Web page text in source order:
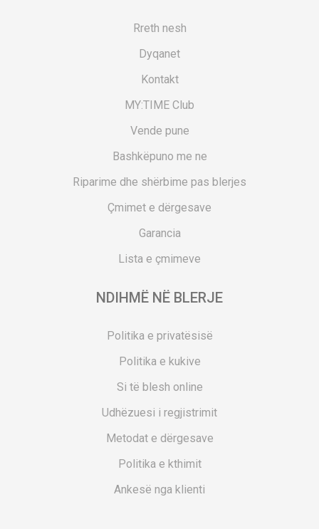
Rreth nesh
Dyqanet
Kontakt
MY:TIME Club
Vende pune
Bashkëpuno me ne
Riparime dhe shërbime pas blerjes
Çmimet e dërgesave
Garancia
Lista e çmimeve
NDIHMË NË BLERJE
Politika e privatësisë
Politika e kukive
Si të blesh online
Udhëzuesi i regjistrimit
Metodat e dërgesave
Politika e kthimit
Ankesë nga klienti